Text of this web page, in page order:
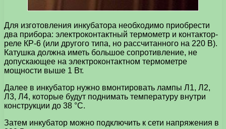
Для изготовления инкубатора необходимо приобрести
два прибора: электроконтактный термометр и контактор-
реле КР-6 (или другого типа, но рассчитанного на 220 В).
Катушка должна иметь большое сопротивление, не
допускающее на электроконтактном термометре
мощности выше 1 Вт.
Далее в инкубатор нужно вмонтировать лампы Л1, Л2,
Л3, Л4, которые будут поднимать температуру внутри
конструкции до 38 °С.
Затем инкубатор можно подключить к сети напряжения в